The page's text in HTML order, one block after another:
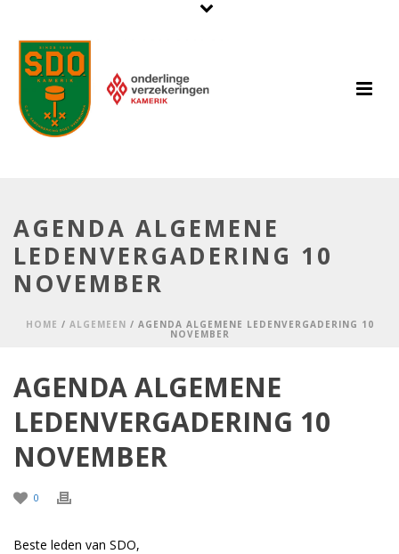
AGENDA ALGEMENE
LEDENVERGADERING 10
NOVEMBER
HOME / ALGEMEEN / AGENDA ALGEMENE LEDENVERGADERING 10
NOVEMBER
AGENDA ALGEMENE
LEDENVERGADERING 10
NOVEMBER
0
Beste leden van SDO,